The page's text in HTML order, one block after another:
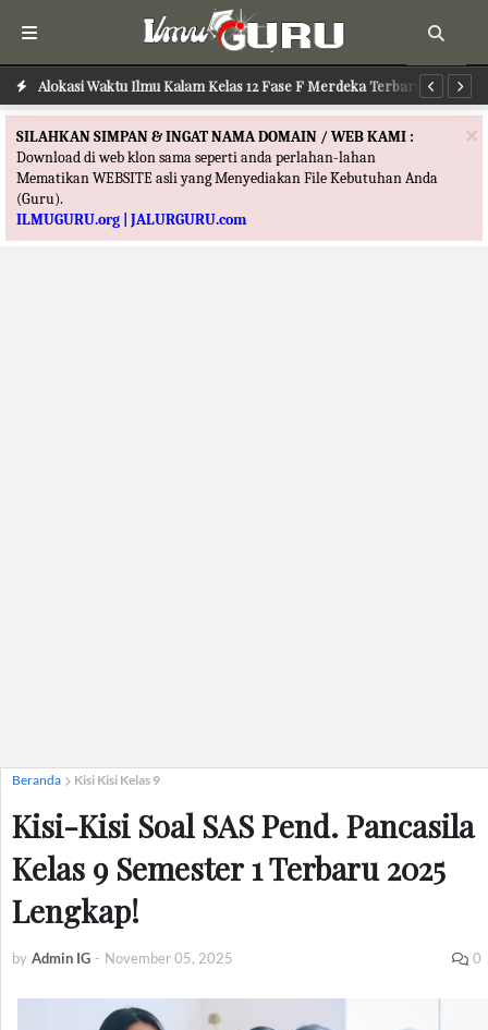
Alokasi Waktu Ilmu Kalam Kelas 12 Fase F Merdeka Terbaru
×
SILAHKAN SIMPAN & INGAT NAMA DOMAIN / WEB KAMI :
Download di web klon sama seperti anda perlahan-lahan
Mematikan WEBSITE asli yang Menyediakan File Kebutuhan Anda
(Guru).
ILMUGURU.org | JALURGURU.com
Beranda Kisi Kisi Kelas 9
Kisi-Kisi Soal SAS Pend. Pancasila
Kelas 9 Semester 1 Terbaru 2025
Lengkap!
by Admin IG - November 05, 2025 0